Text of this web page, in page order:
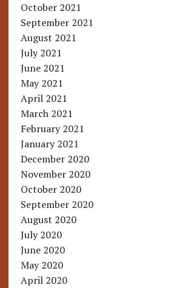
October 2021
September 2021
August 2021
July 2021
June 2021
May 2021
April 2021
March 2021
February 2021
January 2021
December 2020
November 2020
October 2020
September 2020
August 2020
July 2020
June 2020
May 2020
April 2020